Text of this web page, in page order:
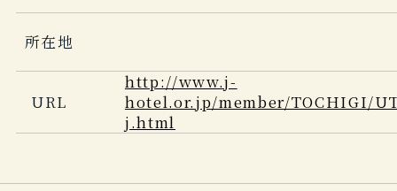
所在地
URL
http://www.j-
hotel.or.jp/member/TOCHIGI/
j.html